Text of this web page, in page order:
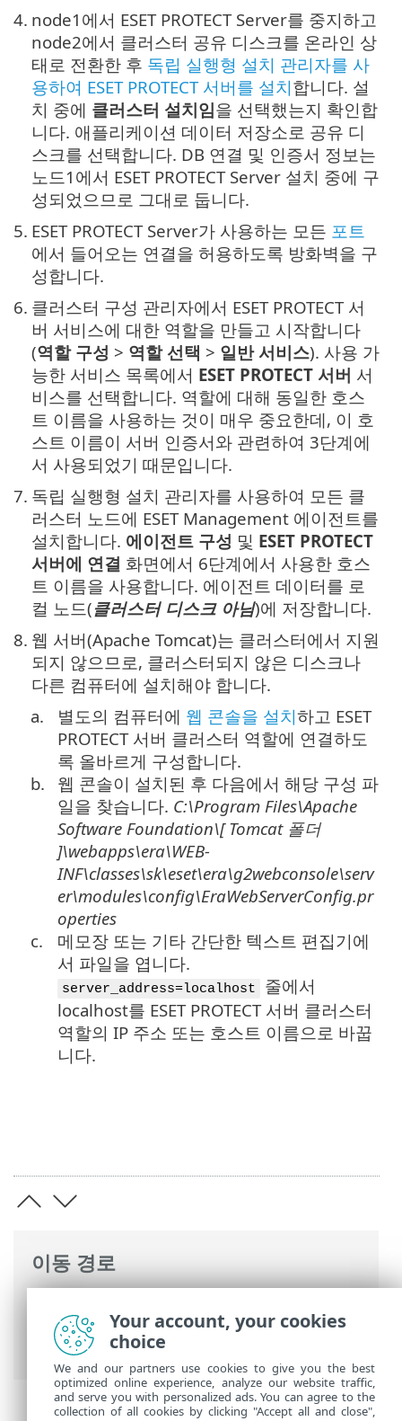
이동 경로
Prem>설치>Windows의 구성 요소 설치
> 장애 조치(Failover) 클러스터 - WIndows
4. node1에서 ESET PROTECT Server를 중지하고
node2에서 클러스터 공유 디스크를 온라인 상
태로 전환한 후 독립 실행형 설치 관리자를 사
용하여 ESET PROTECT 서버를 설치합니다. 설
치 중에 클러스터 설치임을 선택했는지 확인합
니다. 애플리케이션 데이터 저장소로 공유 디
스크를 선택합니다. DB 연결 및 인증서 정보는
노드1에서 ESET PROTECT Server 설치 중에 구
성되었으므로 그대로 둡니다.
5. ESET PROTECT Server가 사용하는 모든 포트
에서 들어오는 연결을 허용하도록 방화벽을 구
성합니다.
6. 클러스터 구성 관리자에서 ESET PROTECT 서
버 서비스에 대한 역할을 만들고 시작합니다
(역할 구성 > 역할 선택 > 일반 서비스). 사용 가
능한 서비스 목록에서 ESET PROTECT 서버 서
비스를 선택합니다. 역할에 대해 동일한 호스
트 이름을 사용하는 것이 매우 중요한데, 이 호
스트 이름이 서버 인증서와 관련하여 3단계에
서 사용되었기 때문입니다.
7. 독립 실행형 설치 관리자를 사용하여 모든 클
러스터 노드에 ESET Management 에이전트를
설치합니다. 에이전트 구성 및 ESET PROTECT
서버에 연결 화면에서 6단계에서 사용한 호스
트 이름을 사용합니다. 에이전트 데이터를 로
컬 노드(클러스터 디스크 아님)에 저장합니다.
8. 웹 서버(Apache Tomcat)는 클러스터에서 지원
되지 않으므로, 클러스터되지 않은 디스크나
다른 컴퓨터에 설치해야 합니다.
a.
별도의 컴퓨터에 웹 콘솔을 설치하고 ESET
PROTECT 서버 클러스터 역할에 연결하도
록 올바르게 구성합니다.
b.
웹 콘솔이 설치된 후 다음에서 해당 구성 파
일을 찾습니다. C:\Program Files\Apache
Software Foundation\[ Tomcat폴더
]\webapps\era\WEB-
INF\classes\sk\eset\era\g2webconsole\serv
er\modules\config\EraWebServerConfig.pr
operties
c.
메모장 또는 기타 간단한 텍스트 편집기에
서 파일을 엽니다.
server_address=localhost
줄에서
localhost를 ESET PROTECT 서버 클러스터
역할의 IP 주소 또는 호스트 이름으로 바꿉
니다.
Your account, your cookies
choice
We and our partners use cookies to give you the best
optimized online experience, analyze our website traffic,
and serve you with personalized ads. You can agree to the
collection of all cookies by clicking "Accept all and close",